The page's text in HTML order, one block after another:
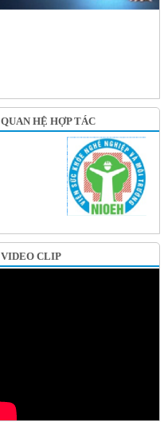
QUAN HỆ HỢP TÁC
VIDEO CLIP